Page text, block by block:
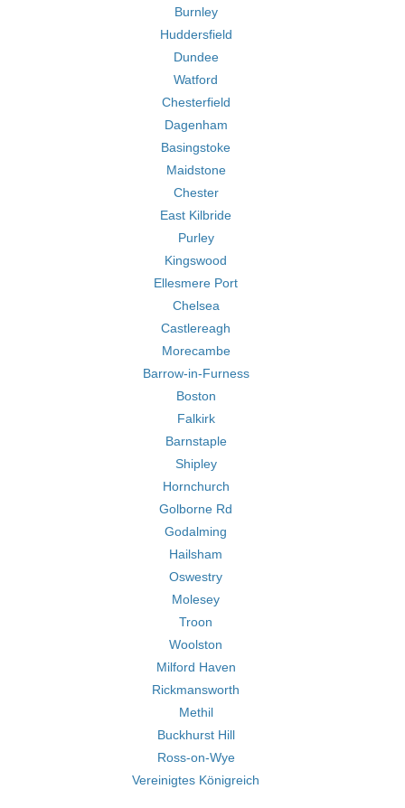
Burnley
Huddersfield
Dundee
Watford
Chesterfield
Dagenham
Basingstoke
Maidstone
Chester
East Kilbride
Purley
Kingswood
Ellesmere Port
Chelsea
Castlereagh
Morecambe
Barrow-in-Furness
Boston
Falkirk
Barnstaple
Shipley
Hornchurch
Golborne Rd
Godalming
Hailsham
Oswestry
Molesey
Troon
Woolston
Milford Haven
Rickmansworth
Methil
Buckhurst Hill
Ross-on-Wye
Vereinigtes Königreich